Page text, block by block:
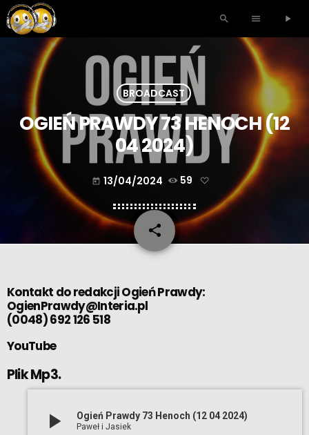
search menu play_arrow
BROADCAST
OGIEŃ PRAWDY 73 HENOCH (12
04 2024)
today 13/04/2024 59
share
email
Kontakt do redakcji Ogień Prawdy:
OgienPrawdy@Interia.pl
(0048) 692 126 518
YouTube
Plik Mp3.
play_arrow Ogień Prawdy 73 Henoch (12 04 2024)
Paweł i Jasiek